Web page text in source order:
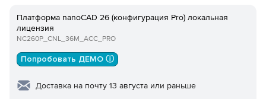
Платформа nanoCAD 26 (конфигурация Pro) локальная
лицензия
NC260P_CNL_36M_ACC_PRO
Попробовать ДЕМО ⓘ
Доставка на почту 13 августа или раньше